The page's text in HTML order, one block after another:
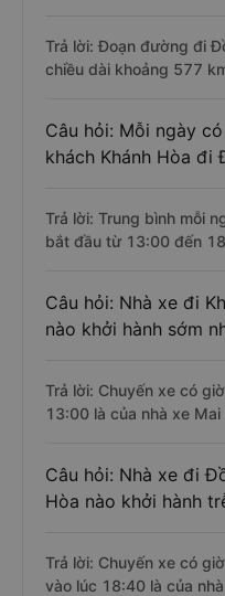
Trả lời: Đoạn đường đi
chiều dài khoảng 577
Câu hỏi: Mỗi ngày
khách Khánh Hòa đi
Trả lời: Trung bình mỗi
bắt đầu từ 13:00 đến
Câu hỏi: Nhà xe đi
nào khởi hành sớm
Trả lời: Chuyến xe có
13:00 là của nhà xe Mai
Câu hỏi: Nhà xe đi
Hòa nào khởi hành
Trả lời: Chuyến xe có
vào lúc 18:40 là của